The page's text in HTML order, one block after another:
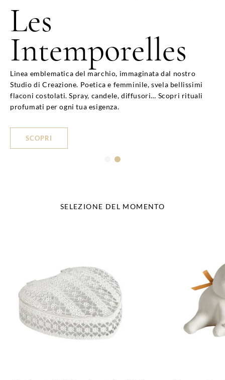
Gourmandises
d'Été
La collezione capsule Gourmandises d'Été è arrivata, come
una parentesi gioiosa e primaverile☀️ Scoprila subito!
Les
Intemporelles
Linea emblematica del marchio, immaginata dal nostro
Studio di Creazione. Poetica e femminile, svela bellissimi
flaconi costolati. Spray, candele, diffusori… Scopri rituali
profumati per ogni tua esigenza.
SCOPRI
SELEZIONE DEL MOMENTO